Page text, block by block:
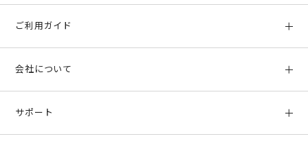
ご利用ガイド
お支払い方法、配送について
返品について
会社について
サポート